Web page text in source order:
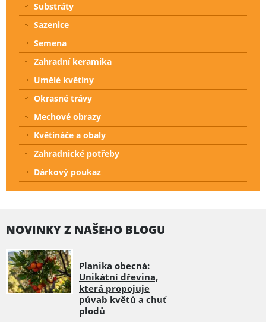
Substráty
Sazenice
Semena
Zahradní keramika
Umělé květiny
Okrasné trávy
Mechové obrazy
Květináče a obaly
Zahradnické potřeby
Dárkový poukaz
NOVINKY Z NAŠEHO BLOGU
Planika obecná:
Unikátní dřevina,
která propojuje
půvab květů a chuť
plodů